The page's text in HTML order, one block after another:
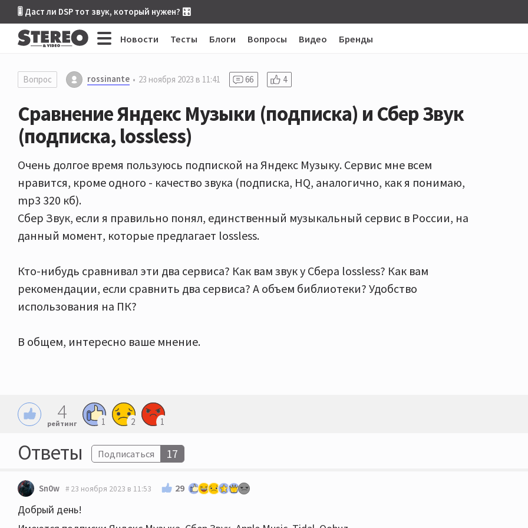
🎚 Даст ли DSP тот звук, который нужен? 🎛
Новости Тесты Блоги Вопросы Видео Бренды
Вопрос rossinante 23 ноября 2023 в 11:41 66 4
Сравнение Яндекс Музыки (подписка) и Сбер Звук
(подписка, lossless)
Очень долгое время пользуюсь подпиской на Яндекс Музыку. Сервис мне всем
нравится, кроме одного - качество звука (подписка, HQ, аналогично, как я понимаю,
mp3 320 кб).
Сбер Звук, если я правильно понял, единственный музыкальный сервис в России, на
данный момент, которые предлагает lossless.
Кто-нибудь сравнивал эти два сервиса? Как вам звук у Сбера lossless? Как вам
рекомендации, если сравнить два сервиса? А объем библиотеки? Удобство
использования на ПК?
В общем, интересно ваше мнение.
4
рейтинг 1 2 1
Ответы Подписаться 17
Sn0w 23 ноября 2023 в 11:53 29
Добрый день!